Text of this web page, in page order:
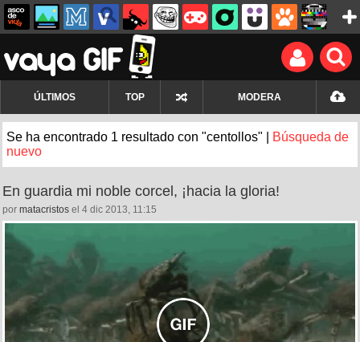
ÚLTIMOS TOP MODERA
Se ha encontrado 1 resultado con "centollos" |
Búsqueda de
nuevo
En guardia mi noble corcel, ¡hacia la gloria!
por matacristos el 4 dic 2013, 11:15